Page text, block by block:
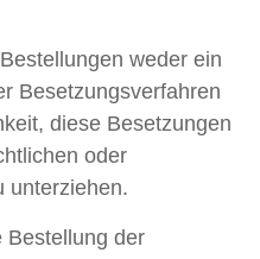
weder ein
Besetzungsverfahren
diese Besetzungen
oder
unterziehen.
Bestellung der